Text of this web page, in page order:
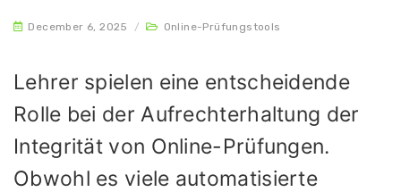
December 6, 2025 / Online-Prüfungstools
Lehrer spielen eine entscheidende
Rolle bei der Aufrechterhaltung der
Integrität von Online-Prüfungen.
Obwohl es viele automatisierte